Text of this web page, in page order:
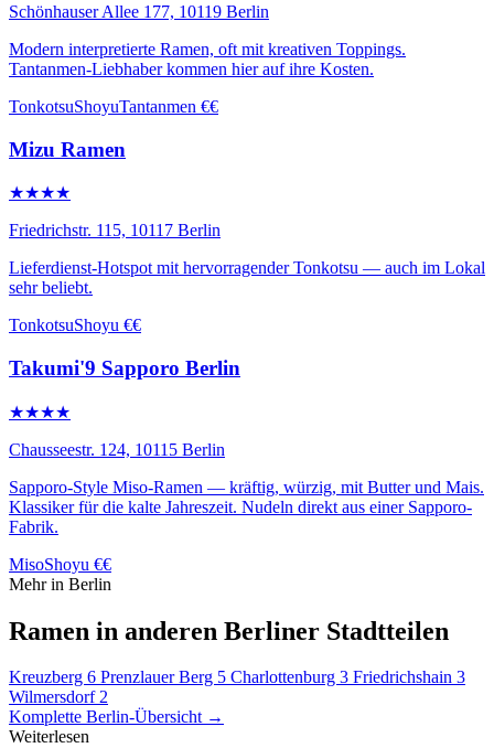
Schönhauser Allee 177, 10119 Berlin
Modern interpretierte Ramen, oft mit kreativen Toppings.
Tantanmen-Liebhaber kommen hier auf ihre Kosten.
TonkotsuShoyuTantanmen €€
Mizu Ramen
★★★★
Friedrichstr. 115, 10117 Berlin
Lieferdienst-Hotspot mit hervorragender Tonkotsu — auch im Lokal
sehr beliebt.
TonkotsuShoyu €€
Takumi'9 Sapporo Berlin
★★★★
Chausseestr. 124, 10115 Berlin
Sapporo-Style Miso-Ramen — kräftig, würzig, mit Butter und Mais.
Klassiker für die kalte Jahreszeit. Nudeln direkt aus einer Sapporo-
Fabrik.
MisoShoyu €€
Mehr in Berlin
Ramen in anderen Berliner Stadtteilen
Kreuzberg 6 Prenzlauer Berg 5 Charlottenburg 3 Friedrichshain 3
Wilmersdorf2
Komplette Berlin-Übersicht →
Weiterlesen